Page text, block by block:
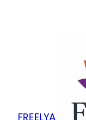
FREELYA